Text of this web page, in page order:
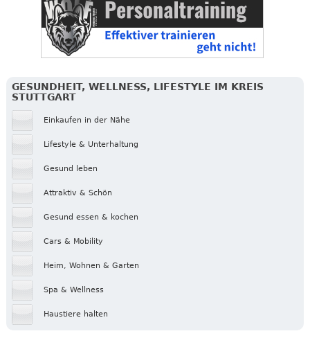
GESUNDHEIT, WELLNESS, LIFESTYLE IM KREIS
STUTTGART
Einkaufen in der Nähe
Lifestyle & Unterhaltung
Gesund leben
Attraktiv & Schön
Gesund essen & kochen
Cars & Mobility
Heim, Wohnen & Garten
Spa & Wellness
Haustiere halten